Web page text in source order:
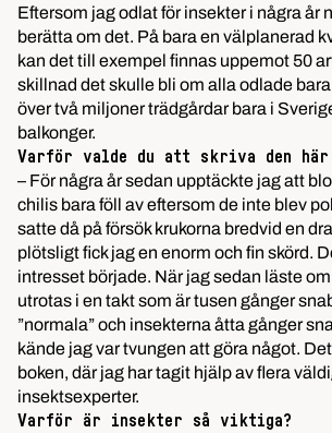
Eftersom jag odlat för insekter i några år
berätta om det. På bara en välplanerad
kan det till exempel finnas uppemot 50
skillnad det skulle bli om alla odlade
över två miljoner trädgårdar bara i
balkonger.
Varför valde du att skriva den här
– För några år sedan upptäckte jag att
chilis bara föll av eftersom de inte blev
satte då på försök krukorna bredvid en
plötsligt fick jag en enorm och fin skörd.
intresset började. När jag sedan läste
utrotas i en takt som är tusen gånger
”normala” och insekterna åtta gånger
kände jag var tvungen att göra något.
boken, där jag har tagit hjälp av flera
insektsexperter.
Varför är insekter så viktiga?